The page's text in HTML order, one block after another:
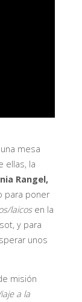
mesa
ellas, la
Rangel,
para poner
laicos en la
y para
unos
misión
a la